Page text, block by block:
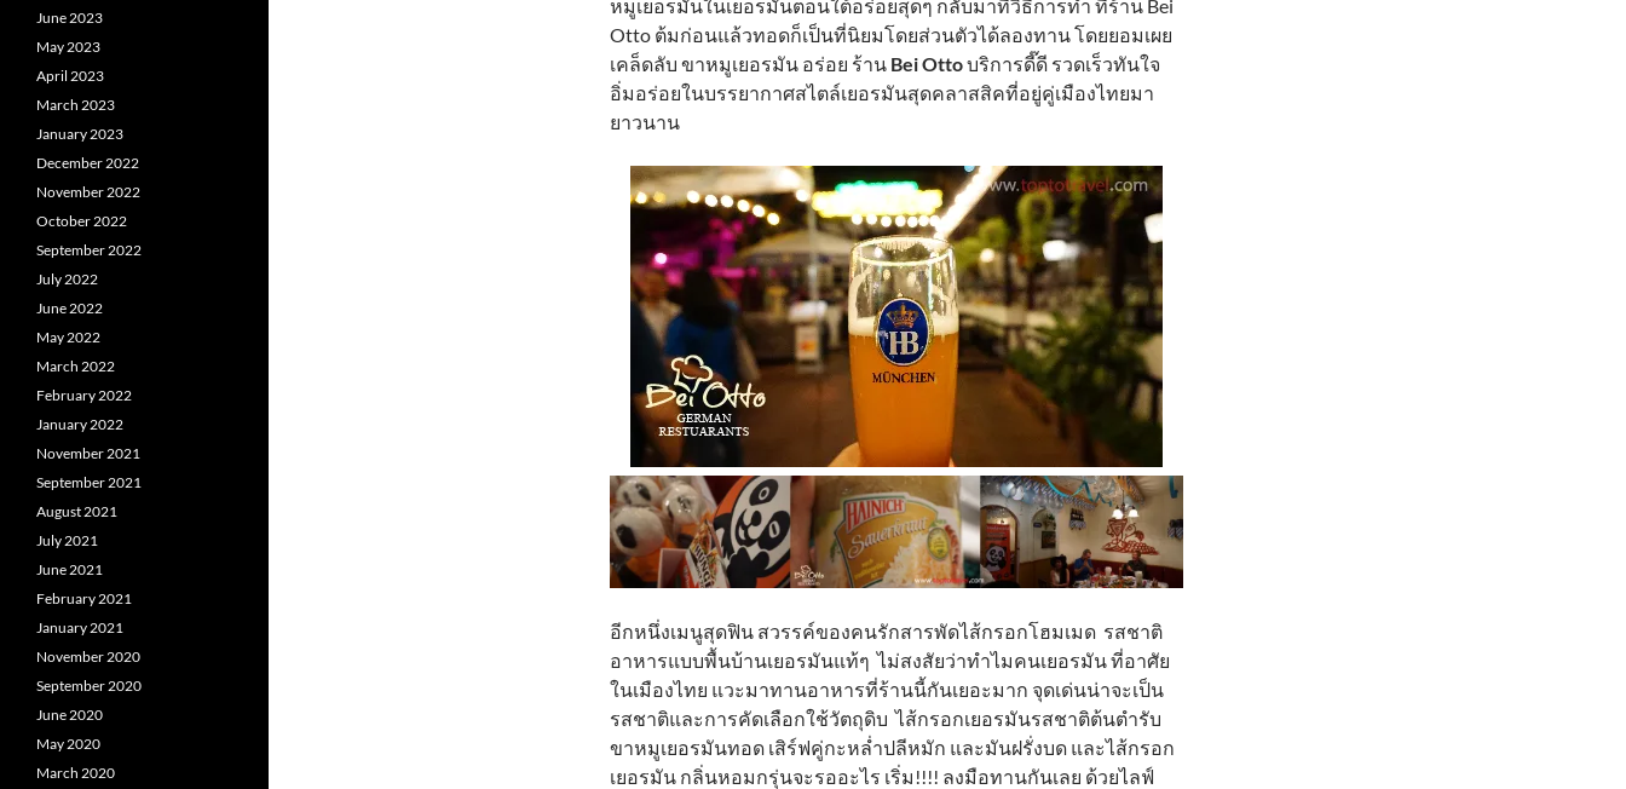
หมูเยอรมันในเยอรมันตอนใต้อร่อยสุดๆ กลับมาที่วิธีการทำ ที่ร้าน Bei
Otto ต้มก่อนแล้วทอดก็เป็นที่นิยมโดยส่วนตัวได้ลองทาน โดยยอมเผย
เคล็ดลับ ขาหมูเยอรมัน อร่อย ร้าน Bei Ottoบริการดี๊ดี รวดเร็วทันใจ
อิ่มอร่อยในบรรยากาศสไตล์เยอรมันสุดคลาสสิคที่อยู่คู่เมืองไทยมา
ยาวนาน
อีกหนึ่งเมนูสุดฟิน สวรรค์ของคนรักสารพัดไส้กรอกโฮมเมด รสชาติ
อาหารแบบพื้นบ้านเยอรมันแท้ๆ ไม่สงสัยว่าทำไมคนเยอรมัน ที่อาศัย
ในเมืองไทย แวะมาทานอาหารที่ร้านนี้กันเยอะมาก จุดเด่นน่าจะเป็น
รสชาติและการคัดเลือกใช้วัตถุดิบ ไส้กรอกเยอรมันรสชาติต้นตำรับ
ขาหมูเยอรมันทอด เสิร์ฟคู่กะหล่ำปลีหมัก และมันฝรั่งบด และไส้กรอก
เยอรมัน กลิ่นหอมกรุ่นจะรออะไร เริ่ม!!!! ลงมือทานกันเลย ด้วยไลฟ์
June 2023
May 2023
April 2023
March 2023
January 2023
December 2022
November 2022
October 2022
September 2022
July 2022
June 2022
May 2022
March 2022
February 2022
January 2022
November 2021
September 2021
August 2021
July 2021
June 2021
February 2021
January 2021
November 2020
September 2020
June 2020
May 2020
March 2020